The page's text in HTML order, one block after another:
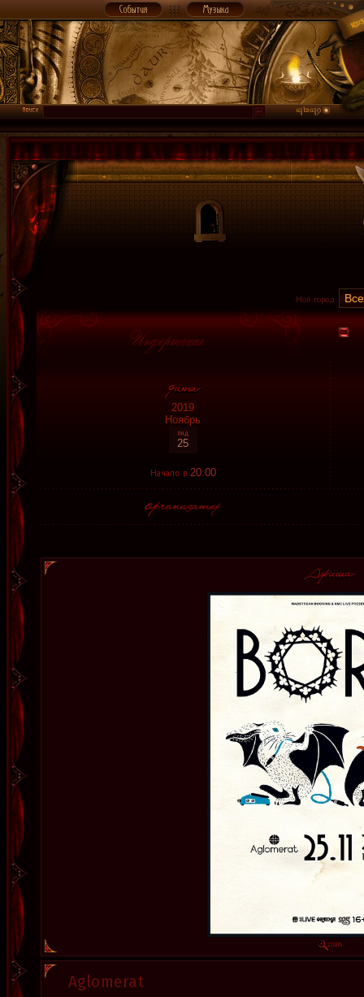
Мой город:
2019
Ноябрь
25
Начало в 20:00
Aglomerat